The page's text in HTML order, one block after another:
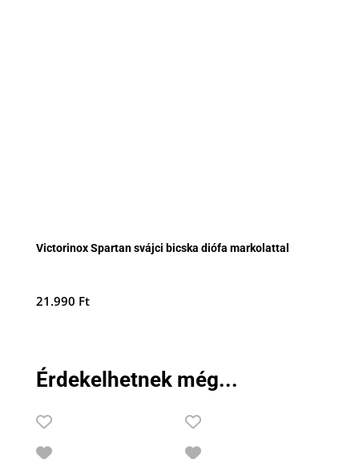
Victorinox Spartan svájci bicska diófa markolattal
21.990 Ft
Érdekelhetnek még...